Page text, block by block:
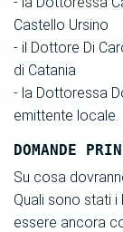
Castello Ursino
- il Dottore Di
di Catania
- la Dottoressa
emittente locale.
DOMANDE
Su cosa
Quali sono stati
essere ancora